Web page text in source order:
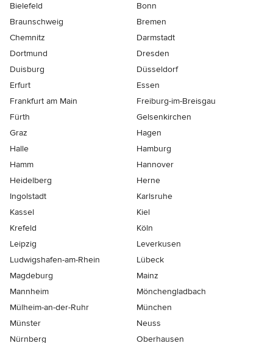
Bielefeld
Bonn
Braunschweig
Bremen
Chemnitz
Darmstadt
Dortmund
Dresden
Duisburg
Düsseldorf
Erfurt
Essen
Frankfurt am Main
Freiburg-im-Breisgau
Fürth
Gelsenkirchen
Graz
Hagen
Halle
Hamburg
Hamm
Hannover
Heidelberg
Herne
Ingolstadt
Karlsruhe
Kassel
Kiel
Krefeld
Köln
Leipzig
Leverkusen
Ludwigshafen-am-Rhein
Lübeck
Magdeburg
Mainz
Mannheim
Mönchen­gladbach
Mülheim-an-der-Ruhr
München
Münster
Neuss
Nürnberg
Oberhausen